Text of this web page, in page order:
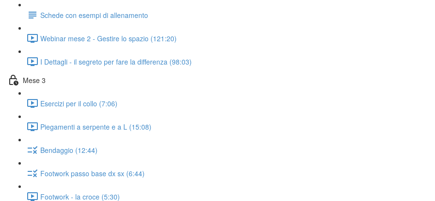
Schede con esempi di allenamento
Webinar mese 2 - Gestire lo spazio (121:20)
I Dettagli - il segreto per fare la differenza (98:03)
Mese 3
Esercizi per il collo (7:06)
Piegamenti a serpente e a L (15:08)
Bendaggio (12:44)
Footwork passo base dx sx (6:44)
Footwork - la croce (5:30)